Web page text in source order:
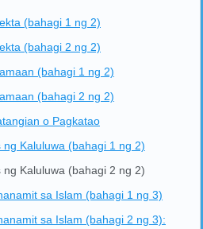
(bahagi 1 ng 2)
(bahagi 2 ng 2)
(bahagi 1 ng 2)
(bahagi 2 ng 2)
o Pagkatao
Kaluluwa (bahagi 1 ng 2)
Kaluluwa (bahagi 2 ng 2)
sa Islam (bahagi 1 ng 3)
sa Islam (bahagi 2 ng 3):